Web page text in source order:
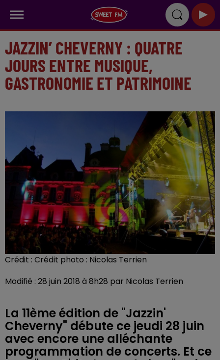
JAZZIN’ CHEVERNY : QUATRE
JOURS ENTRE MUSIQUE,
GASTRONOMIE ET PATRIMOINE
Crédit : Crédit photo : Nicolas Terrien
Modifié : 28 juin 2018 à 8h28 par Nicolas Terrien
La 11ème édition de "Jazzin'
Cheverny" débute ce jeudi 28 juin
avec encore une alléchante
programmation de concerts. Et ce